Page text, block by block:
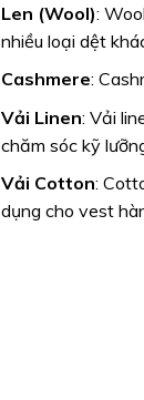
Len (Wool):
nhiều loại dệt
Cashmere:
Vải Linen: Vải
chăm sóc kỹ
Vải Cotton:
dụng cho vest